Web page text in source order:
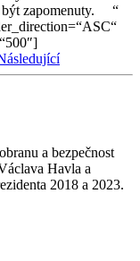
být zapomenuty. “
a bezpečnost
Havla a
2018 a 2023.